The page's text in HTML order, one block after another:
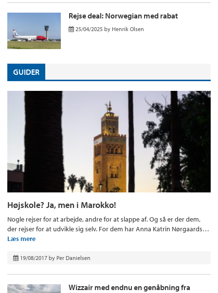
Rejse deal: Norwegian med rabat
25/04/2025 by Henrik Olsen
GUIDER
Højskole? Ja, men i Marokko!
Nogle rejser for at arbejde, andre for at slappe af. Og så er der dem,
der rejser for at udvikle sig selv. For dem har Anna Katrin Nørgaards…
Læs mere
19/08/2017 by Per Danielsen
Wizzair med endnu en genåbning fra